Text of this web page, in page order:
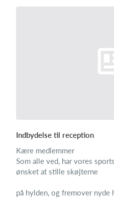
Indbydelse til reception
Kære medlemmer
Som alle ved, har vores
ønsket at stille skøjterne
på hylden, og fremover nyde